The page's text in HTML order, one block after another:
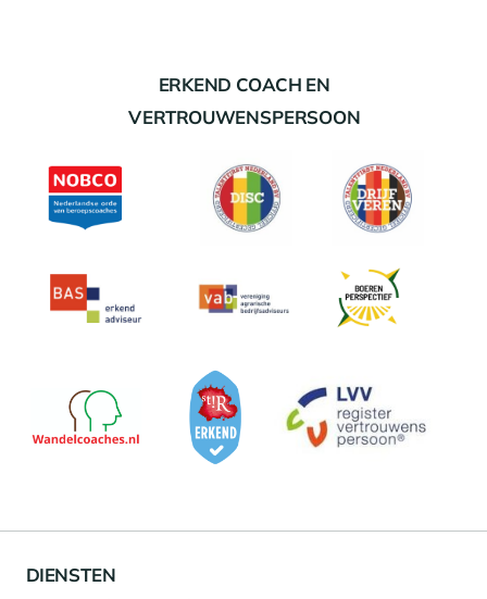
ERKEND COACH EN
VERTROUWENSPERSOON
DIENSTEN